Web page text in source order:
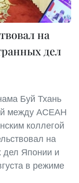
на
дел
Буй Тхань
между АСЕАН
коллегой
на
дел Японии и
в режиме